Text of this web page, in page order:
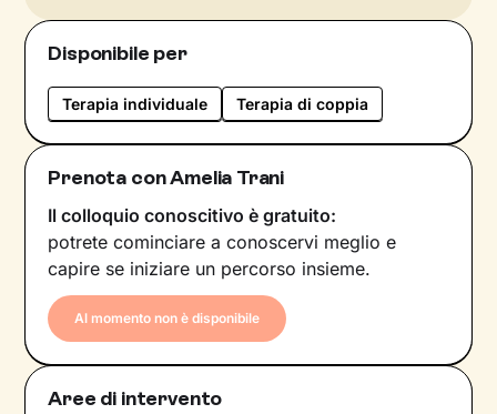
Disponibile per
Terapia individuale Terapia di coppia
Prenota con Amelia Trani
Il colloquio conoscitivo è gratuito:
potrete cominciare a conoscervi meglio e
capire se iniziare un percorso insieme.
Al momento non è disponibile
Aree di intervento